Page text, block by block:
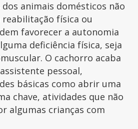
animais domésticos não
física ou
favorecer a autonomia
deficiência física, seja
O cachorro acaba
pessoal,
básicas como abrir uma
chave, atividades que não
algumas crianças com